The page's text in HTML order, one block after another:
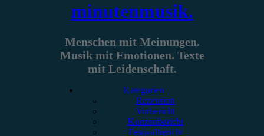
minutenmusik.
Menschen mit Meinungen.
Musik mit Emotionen. Texte
mit Leidenschaft.
Kategorien
Rezension
Vorbericht
Konzertbericht
Festivalbericht